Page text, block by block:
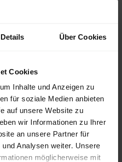
Details Über Cookies
Cookies
Inhalte und Anzeigen zu
für soziale Medien anbieten
auf unsere Website zu
wir Informationen zu Ihrer
an unsere Partner für
Analysen weiter. Unsere
möglicherweise mit
Sackware
2026
2026